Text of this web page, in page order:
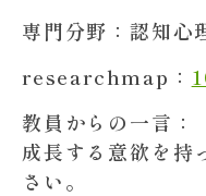
専門分野： 認知心
researchmap：
教員からの一言：
成長する意欲を持
さい。